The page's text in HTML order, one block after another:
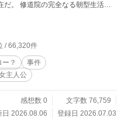
生活に
極めつけは、神を信じていないと
まりにも不向き。 それで
女長に、恩返しができるかもしれ
に決めたのだ。 「エステ
ことになる。 人はなぜ、
現実主義を行く自分だからこそ辿
った。ところが周囲は、何やら騒
/ 66,320件
？
事件
主人公
感想数 0
文字数 76,759
日 2026.08.06
登録日 2026.07.03